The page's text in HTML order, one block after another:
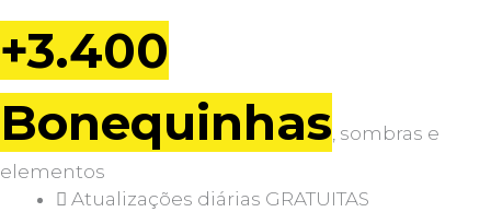
+3.400
Bonequinhas, sombras e
elementos
Atualizações diárias GRATUITAS